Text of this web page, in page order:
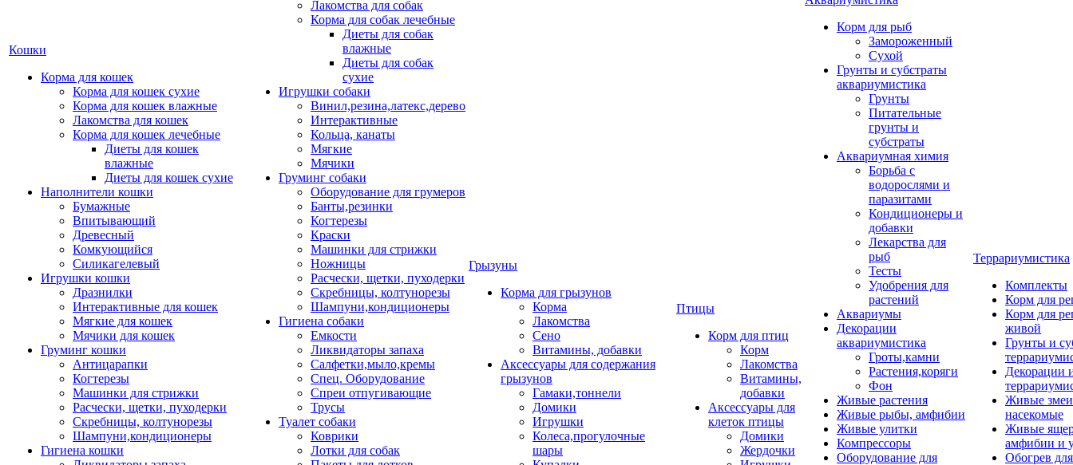
Кошки
Корма для кошек
Корма для кошек сухие
Корма для кошек влажные
Лакомства для кошек
Корма для кошек лечебные
Диеты для кошек
влажные
Диеты для кошек сухие
Наполнители кошки
Бумажные
Впитывающий
Древесный
Комкующийся
Силикагелевый
Игрушки кошки
Дразнилки
Интерактивные для кошек
Мягкие для кошек
Мячики для кошек
Груминг кошки
Антицарапки
Когтерезы
Машинки для стрижки
Расчески, щетки, пуходерки
Скребницы, колтунорезы
Шампуни,кондиционеры
Гигиена кошки
Лакомства для собак
Корма для собак лечебные
Диеты для собак
влажные
Диеты для собак
сухие
Игрушки собаки
Винил,резина,латекс,дерево
Интерактивные
Кольца, канаты
Мягкие
Мячики
Груминг собаки
Оборудование для грумеров
Банты,резинки
Когтерезы
Краски
Машинки для стрижки
Ножницы
Расчески, щетки, пуходерки
Скребницы, колтунорезы
Шампуни,кондиционеры
Гигиена собаки
Емкости
Ликвидаторы запаха
Салфетки,мыло,кремы
Спец. Оборудование
Спреи отпугивающие
Трусы
Туалет собаки
Коврики
Лотки для собак
Грызуны
Корма для грызунов
Корма
Лакомства
Сено
Витамины, добавки
Аксессуары для содержания
грызунов
Гамаки,тоннели
Домики
Игрушки
Колеса,прогулочные
шары
Птицы
Корм для птиц
Корм
Лакомства
Витамины,
добавки
Аксессуары для
клеток птицы
Домики
Жердочки
Корм для рыб
Замороженный
Сухой
Грунты и субстраты
аквариумистика
Грунты
Питательные
грунты и
субстраты
Аквариумная химия
Борьба с
водорослями и
паразитами
Кондиционеры и
добавки
Лекарства для
рыб
Тесты
Удобрения для
растений
Аквариумы
Декорации
аквариумистика
Гроты,камни
Растения,коряги
Фон
Живые растения
Живые рыбы, амфибии
Живые улитки
Компрессоры
Оборудование для
Террариумистика
Комплекты
Корм для
Корм для
живой
Грунты и
Декорации
Живые
насекомые
Живые
амфибии и
Обогрев